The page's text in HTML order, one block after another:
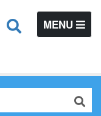
TOGGLE
MENU